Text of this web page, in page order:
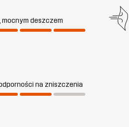
deszczem
na zniszczenia